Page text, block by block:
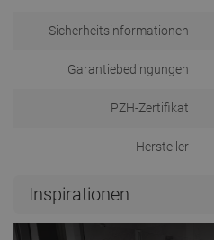
Sicherheitsinformationen
Garantiebedingungen
PZH-Zertifikat
Hersteller
Inspirationen